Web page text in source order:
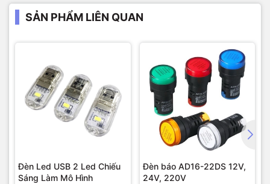
SẢN PHẨM LIÊN QUAN
Đèn Led USB 2 Led Chiếu
Sáng Làm Mô Hình
Đèn báo AD16-22DS 12V,
24V, 220V